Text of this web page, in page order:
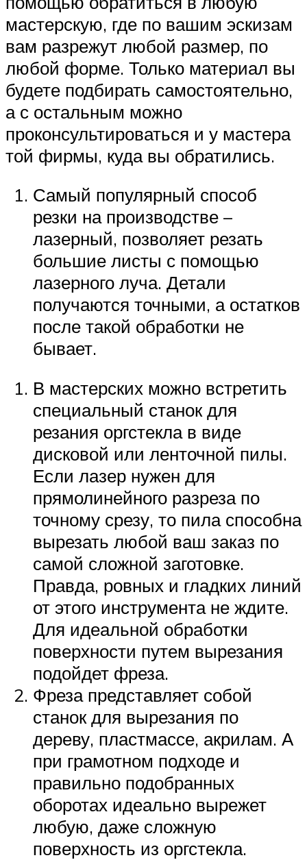
мастерскую, где по вашим эскизам
вам разрежут любой размер, по
любой форме. Только материал вы
будете подбирать самостоятельно,
а с остальным можно
проконсультироваться и у мастера
той фирмы, куда вы обратились.
Самый популярный способ
резки на производстве –
лазерный, позволяет резать
большие листы с помощью
лазерного луча. Детали
получаются точными, а остатков
после такой обработки не
бывает.
В мастерских можно встретить
специальный станок для
резания оргстекла в виде
дисковой или ленточной пилы.
Если лазер нужен для
прямолинейного разреза по
точному срезу, то пила способна
вырезать любой ваш заказ по
самой сложной заготовке.
Правда, ровных и гладких линий
от этого инструмента не ждите.
Для идеальной обработки
поверхности путем вырезания
подойдет фреза.
Фреза представляет собой
станок для вырезания по
дереву, пластмассе, акрилам. А
при грамотном подходе и
правильно подобранных
оборотах идеально вырежет
любую, даже сложную
поверхность из оргстекла.